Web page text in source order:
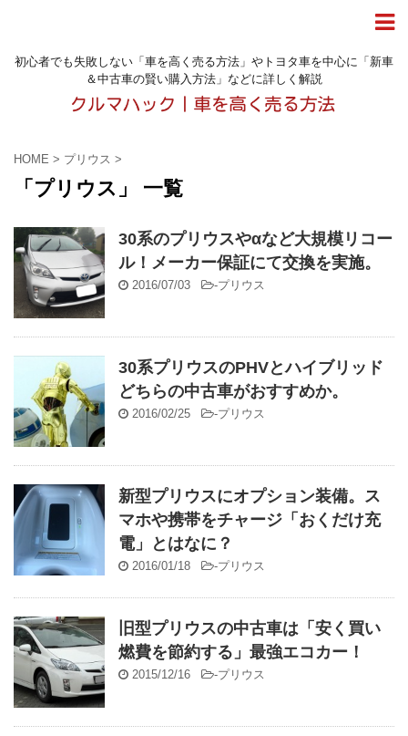
初心者でも失敗しない「車を高く売る方法」やトヨタ車を中心に「新車
＆中古車の賢い購入方法」などに詳しく解説
HOME > プリウス >
「プリウス」 一覧
30系のプリウスやαなど大規模リコー
ル！メーカー保証にて交換を実施。
2016/07/03 -プリウス
30系プリウスのPHVとハイブリッド
どちらの中古車がおすすめか。
2016/02/25 -プリウス
新型プリウスにオプション装備。ス
マホや携帯をチャージ「おくだけ充
電」とはなに？
2016/01/18 -プリウス
旧型プリウスの中古車は「安く買い
燃費を節約する」最強エコカー！
2015/12/16 -プリウス